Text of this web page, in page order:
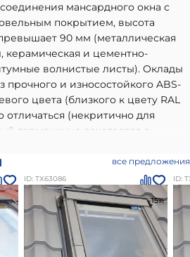
мансардного окна с
покрытием, высота
90 мм (металлическая
керамическая и цементно-
волнистые листы). Оклады
прочного и износостойкого ABS-
цвета (близкого к цвету RAL
(некритично для
гармонично сочетается с
покрытий.
RU из ABS-пластика:
и эстетика. Защита от
Высокая ударная прочность.
(УФ). Широкий
эксплуатации. Глубина
EZV-RU единая – «V».
66х118см Fakro
малоэтажном строительстве.
Оклады и продукция для
Факроотличаются
и соответствием всем
качества. Преимущества:
производителя,
все предложения
ID: ТХ63086
-15%
ID: